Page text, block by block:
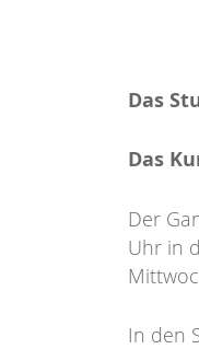
Das
Das
Der
Uhr in
In den